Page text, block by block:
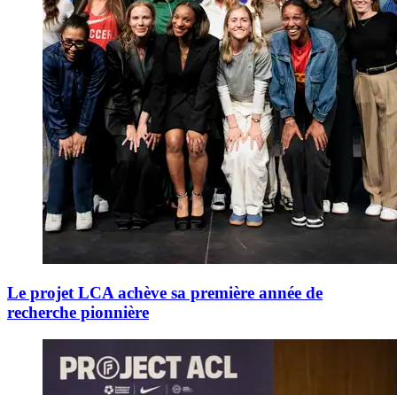
Le projet LCA achève sa première année de
recherche pionnière